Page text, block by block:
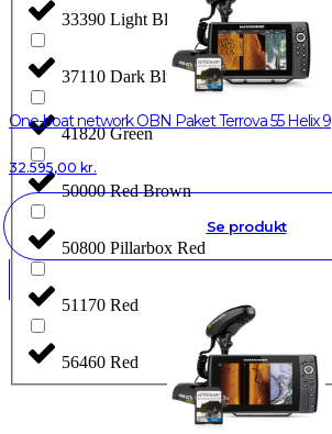
33390 Light Blue
37110 Dark Blue
41820 Green
50000 Red Brown
50800 Pillarbox Red
51170 Red
56460 Red
One-boat network OBN Paket Terrova 55 Helix 9
32.595,00 kr.
Se produkt